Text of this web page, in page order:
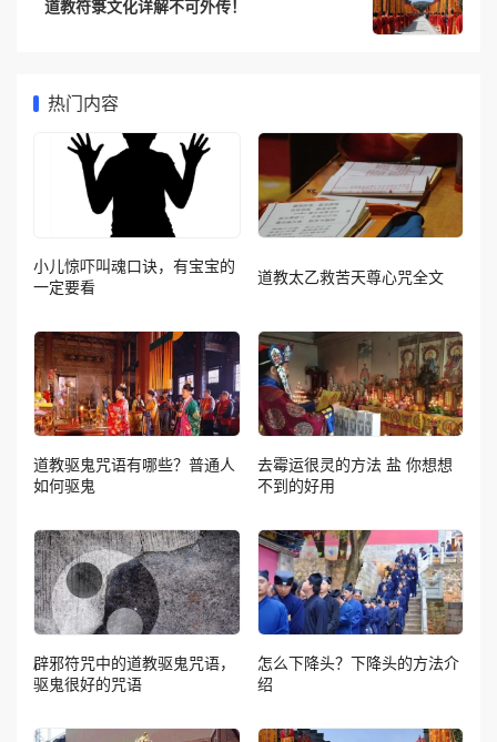
道教符箓文化详解不可外传！
热门内容
小儿惊吓叫魂口诀，有宝宝的
一定要看
道教太乙救苦天尊心咒全文
道教驱鬼咒语有哪些？普通人
如何驱鬼
去霉运很灵的方法 盐 你想想
不到的好用
辟邪符咒中的道教驱鬼咒语，
驱鬼很好的咒语
怎么下降头？下降头的方法介
绍